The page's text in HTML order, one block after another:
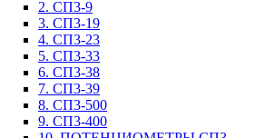
2. СП3-9
3. СП3-19
4. СП3-23
5. СП3-33
6. СП3-38
7. СП3-39
8. СП3-500
9. СП3-400